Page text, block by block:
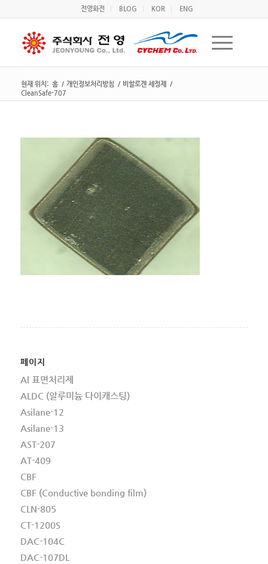
전영화전 BLOG KOR ENG
현재 위치: 홈 / 개인정보처리방침 / 비할로겐 세정제
/
CleanSafe-707
페이지
Al 표면처리제
ALDC (알루미늄 다이캐스팅)
Asilane-12
Asilane-13
AST-207
AT-409
CBF
CBF (Conductive bonding film)
CLN-805
CT-1200S
DAC-104C
DAC-107DL